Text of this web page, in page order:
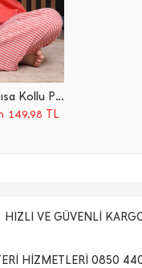
Çizgili Love Baskılı Kısa Kollu Pijama Takımı
149,98 TL
HIZLI VE GÜVENLİ
HİZMETLERİ 0850